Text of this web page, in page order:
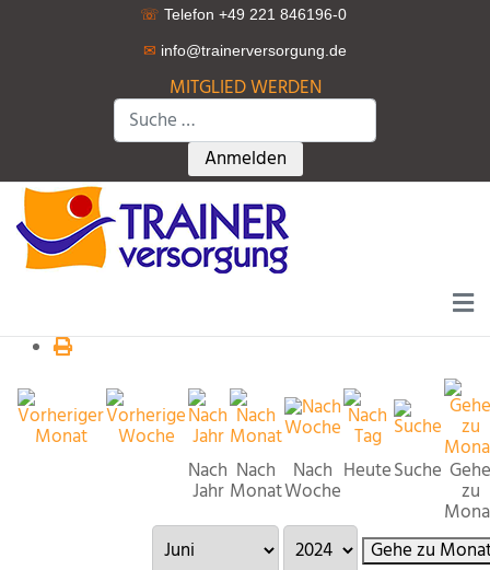
☏ Telefon +49 221 846196-0
✉ info@trainerversorgung.de
MITGLIED WERDEN
Suchen
Type 2 or more characters for
Anmelden
Nach
Jahr
Nach
Monat
Nach
Woche
HeuteSuche Gehe
zu
Gehe zu